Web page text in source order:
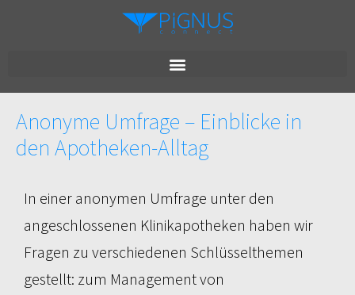
Anonyme Umfrage – Einblicke in
den Apotheken-Alltag
In einer anonymen Umfrage unter den
angeschlossenen Klinikapotheken haben wir
Fragen zu verschiedenen Schlüsselthemen
gestellt: zum Management von